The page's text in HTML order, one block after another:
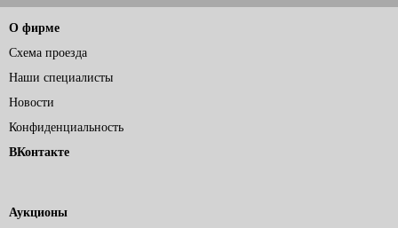
О фирме
Схема проезда
Наши специалисты
Новости
Конфиденциальность
ВКонтакте
Аукционы